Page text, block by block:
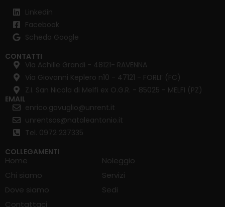
Linkedin
Facebook
Scheda Google
CONTATTI
Via Achille Grandi - 48121- RAVENNA
Via Giovanni Keplero n10 - 47121 - FORLI’ (FC)
Z.I. San Nicola di Melfi ex O.G.R. - 85025 - MELFI (PZ)
EMAIL
enrico.gavuglio@unrent.it
unrentsas@nataleantonio.it
Tel. 0972 237335
COLLEGAMENTI
Home
Chi siamo
Dove siamo
Contattaci
Noleggio
Servizi
Sedi